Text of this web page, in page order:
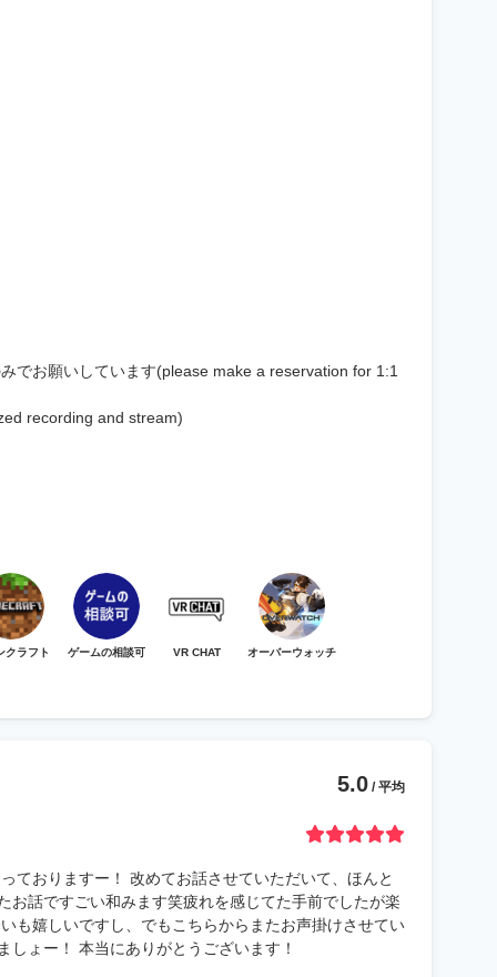
でお願いしています(please make a reservation for 1:1
recording and stream)
クラフト ゲームの相談可 VR CHAT オーバーウォッチ
5.0 / 平均
ておりますー！ 改めてお話させていただいて、ほんと
お話ですごい和みます笑疲れを感じてた手前でしたが楽
も嬉しいですし、でもこちらからまたお声掛けさせてい
ょー！ 本当にありがとうございます！